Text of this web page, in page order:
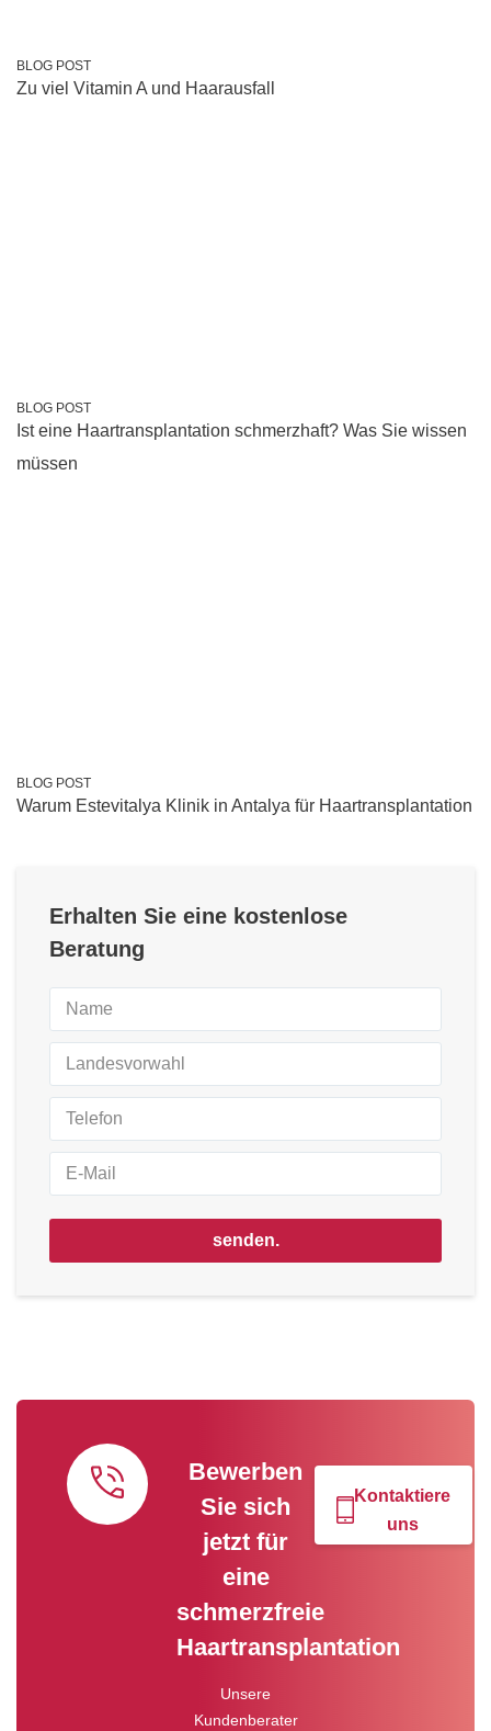
BLOG POST
Zu viel Vitamin A und Haarausfall
BLOG POST
Ist eine Haartransplantation schmerzhaft? Was Sie wissen
müssen
BLOG POST
Warum Estevitalya Klinik in Antalya für Haartransplantation
Erhalten Sie eine kostenlose
Beratung
senden.
Bewerben
Sie sich
jetzt für
eine
schmerzfreie
Haartransplantation
Unsere
Kundenberater
Kontaktiere
uns